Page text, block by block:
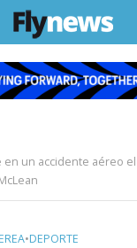
en un accidente aéreo
•DEPORTE